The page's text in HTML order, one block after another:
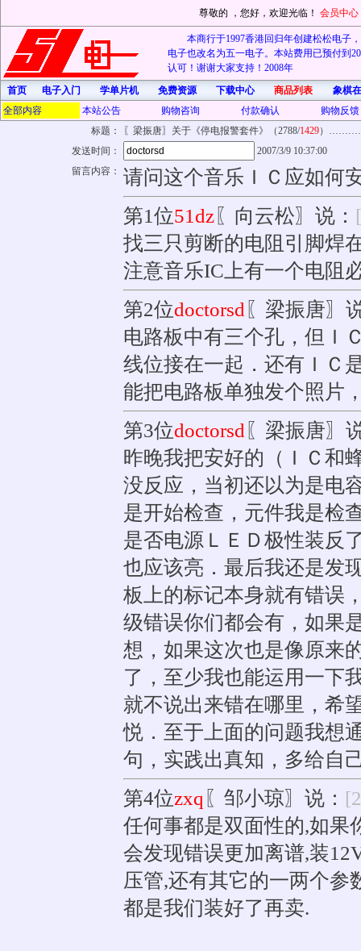
尊敬的 ，您好，欢迎光临！ 会员中心
本商行于1997香港回归年创建松松电子
电子也改名为五一电子。本站费用已预付到
认可！谢谢大家支持！2008年
首页
电子入门 学单片机 免费资源 下载中心 商品列表
象棋
全部内容
本站公告 购物咨询 付款确认
购物反馈
标题：
〖梁振唐〗关于《停电报警套件》（2788/1429）
发送时间：
2007/3/9 10:37:00
留言内容：
请问这个音乐ＩＣ应如何
第1位51dz 〖向云松〗说：
找三只剪断的电阻引脚焊
注意音乐IC上有一个电阻
第2位doctorsd 〖梁振唐〗
电路板中有三个孔，但Ｉ
线位接在一起．还有ＩＣ
能把电路板单独发个照片
第3位doctorsd 〖梁振唐〗
昨晚我把安好的（ＩＣ和
没反应，当初还以为是电
是开始检查，元件我是检
是否电源ＬＥＤ极性装反
也应该亮．最后我还是发
板上的标记本身就有错误
级错误你们都会有，如果
想，如果这次也是像原来
了，至少我也能运用一下
就不说出来错在哪里，希
悦．至于上面的问题我想
句，实践出真知，多给自
第4位zxq 〖邹小琼〗说：
任何事都是双面性的,如果
会发现错误更加离谱,装
压管,还有其它的一两个参
都是我们装好了再卖.